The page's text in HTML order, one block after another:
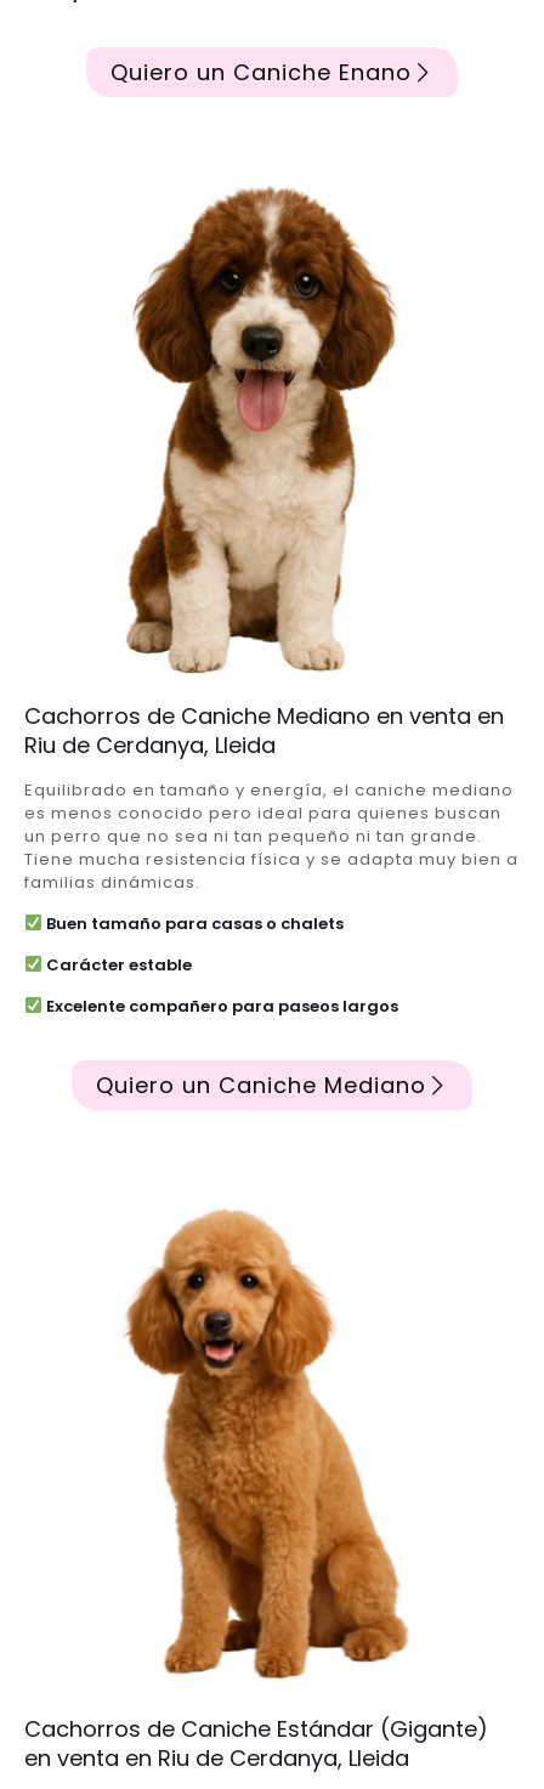
Quiero un Caniche Enano
Cachorros de Caniche Mediano en venta en
Riu de Cerdanya, Lleida
Equilibrado en tamaño y energía, el caniche mediano
es menos conocido pero ideal para quienes buscan
un perro que no sea ni tan pequeño ni tan grande.
Tiene mucha resistencia física y se adapta muy bien a
familias dinámicas.
Buen tamaño para casas o chalets
Carácter estable
Excelente compañero para paseos largos
Quiero un Caniche Mediano
Cachorros de Caniche Estándar (Gigante)
en venta en Riu de Cerdanya, Lleida